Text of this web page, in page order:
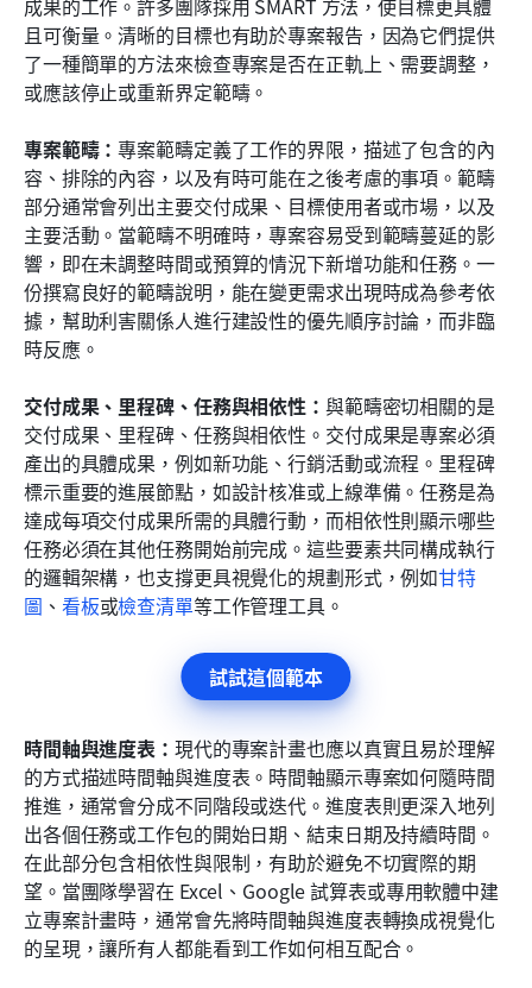
且可衡量。清晰的目標也有助於專案報告，因為它們提供
了一種簡單的方法來檢查專案是否在正軌上、需要調整，
或應該停止或重新界定範疇。
專案範疇：專案範疇定義了工作的界限，描述了包含的內
容、排除的內容，以及有時可能在之後考慮的事項。範疇
部分通常會列出主要交付成果、目標使用者或市場，以及
主要活動。當範疇不明確時，專案容易受到範疇蔓延的影
響，即在未調整時間或預算的情況下新增功能和任務。一
份撰寫良好的範疇說明，能在變更需求出現時成為參考依
據，幫助利害關係人進行建設性的優先順序討論，而非臨
時反應。
交付成果、里程碑、任務與相依性： 與範疇密切相關的是
交付成果、里程碑、任務與相依性。交付成果是專案必須
產出的具體成果，例如新功能、行銷活動或流程。里程碑
標示重要的進展節點，如設計核准或上線準備。任務是為
達成每項交付成果所需的具體行動，而相依性則顯示哪些
任務必須在其他任務開始前完成。這些要素共同構成執行
的邏輯架構，也支撐更具視覺化的規劃形式，例如甘特
圖 、 看板或檢查清單等工作管理工具。
試試這個範本
時間軸與進度表： 現代的專案計畫也應以真實且易於理解
的方式描述時間軸與進度表。時間軸顯示專案如何隨時間
推進，通常會分成不同階段或迭代。進度表則更深入地列
出各個任務或工作包的開始日期、結束日期及持續時間。
在此部分包含相依性與限制，有助於避免不切實際的期
望。當團隊學習在 Excel、Google 試算表或專用軟體中建
立專案計畫時，通常會先將時間軸與進度表轉換成視覺化
的呈現，讓所有人都能看到工作如何相互配合。